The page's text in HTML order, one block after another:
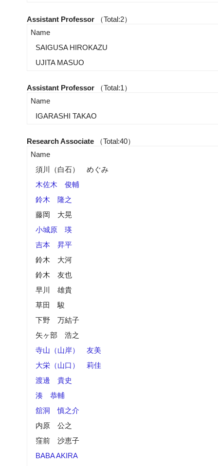
Assistant Professor
（Total:2）
Name
SAIGUSA HIROKAZU
UJITA MASUO
Assistant Professor
（Total:1）
Name
IGARASHI TAKAO
Research Associate
（Total:40）
Name
須川（白石） めぐみ
木佐木 俊輔
鈴木 隆之
藤岡 大晃
小城原 瑛
吉本 昇平
鈴木 大河
鈴木 友也
早川 雄貴
草田 駿
下野 万結子
矢ヶ部 浩之
寺山（山岸） 友美
大栄（山口） 莉佳
渡邊 貴史
湊 恭輔
舘洞 慎之介
内原 公之
窪前 沙恵子
BABA AKIRA